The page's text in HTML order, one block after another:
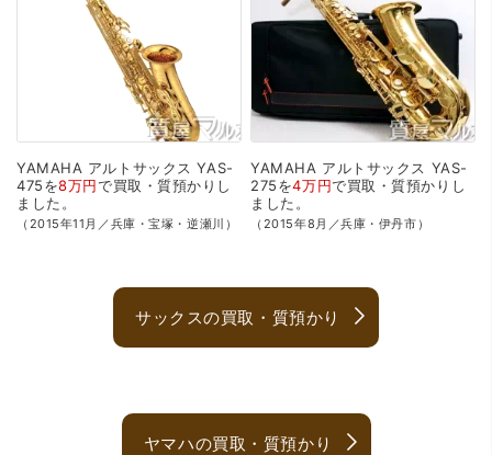
YAMAHA アルトサックス YAS-
475を8万円で買取・質預かり し
ました。
（2015年11月／兵庫・宝塚・逆瀬川）
YAMAHA アルトサックス YAS-
275を4万円で買取・質預かり し
ました。
（2015年8月／兵庫・伊丹市）
サックスの買取・質預かり
ヤマハの買取・質預かり